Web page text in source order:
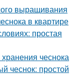
выращивания
в квартире
простая
чеснока
чеснок: простой